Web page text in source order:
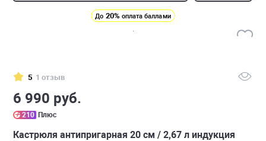
До 20% оплата баллами
5 1 отзыв
6 990 руб.
210 Плюс
Кастрюля антипригарная 20 см / 2,67 л индукция